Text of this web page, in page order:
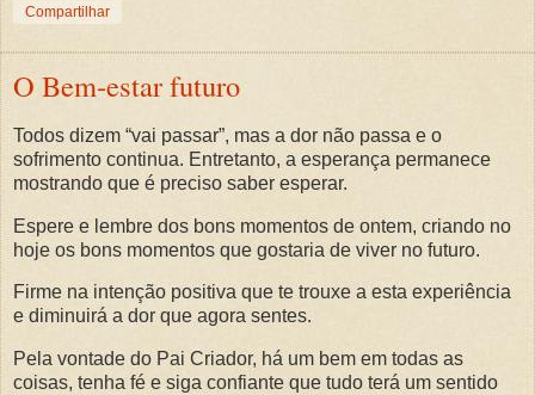
Compartilhar
O Bem-estar futuro
Todos dizem “vai passar”, mas a dor não passa e o
sofrimento continua. Entretanto, a esperança permanece
mostrando que é preciso saber esperar.
Espere e lembre dos bons momentos de ontem, criando no
hoje os bons momentos que gostaria de viver no futuro.
Firme na intenção positiva que te trouxe a esta experiência
e diminuirá a dor que agora sentes.
Pela vontade do Pai Criador, há um bem em todas as
coisas, tenha fé e siga confiante que tudo terá um sentido